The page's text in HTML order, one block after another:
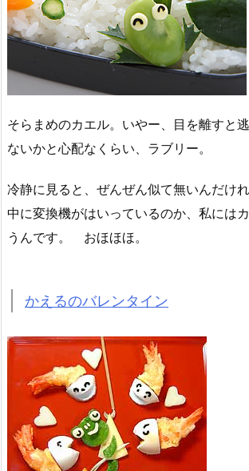
そらまめのカエル。いやー、目を離すと
ないかと心配なくらい、ラブリー。
冷静に見ると、ぜんぜん似て無いんだけ
中に変換機がはいっているのか、私には
うんです。 おほほほ。
かえるのバレンタイン